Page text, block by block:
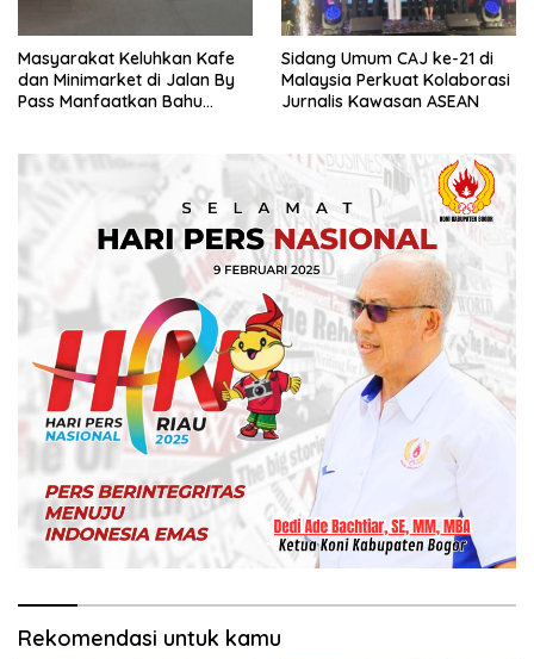
Masyarakat Keluhkan Kafe
dan Minimarket di Jalan By
Pass Manfaatkan Bahu
Sidang Umum CAJ ke-21 di
Malaysia Perkuat Kolaborasi
Jurnalis Kawasan ASEAN
Rekomendasi untuk kamu